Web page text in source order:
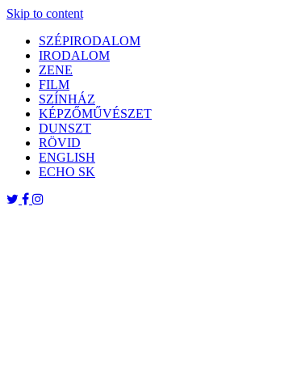
Skip to content
SZÉPIRODALOM
IRODALOM
ZENE
FILM
SZÍNHÁZ
KÉPZŐMŰVÉSZET
DUNSZT
RÖVID
ENGLISH
ECHO SK